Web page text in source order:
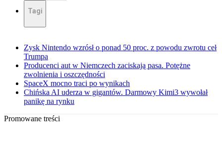
Tagi
Zysk Nintendo wzrósł o ponad 50 proc. z powodu zwrotu ceł
Trumpa
Producenci aut w Niemczech zaciskają pasa. Potężne
zwolnienia i oszczędności
SpaceX mocno traci po wynikach
Chińska AI uderza w gigantów. Darmowy Kimi3 wywołał
panikę na rynku
Promowane treści